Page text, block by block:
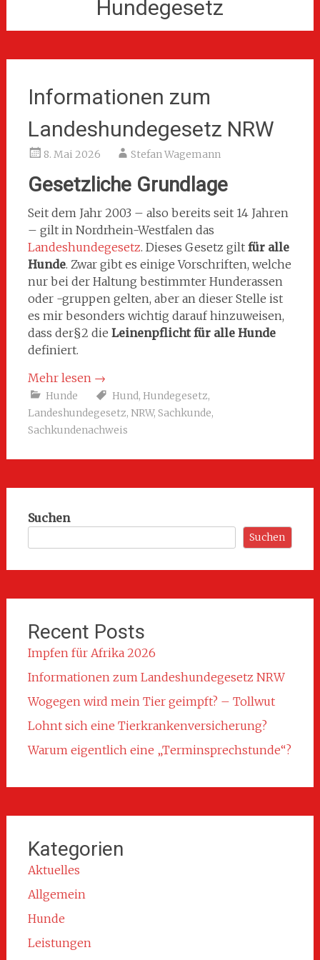
Hundegesetz
Informationen zum
Landeshundegesetz NRW
8. Mai 2026 Stefan Wagemann
Gesetzliche Grundlage
Seit dem Jahr 2003 – also bereits seit 14 Jahren
– gilt in Nordrhein-Westfalen das
Landeshundegesetz. Dieses Gesetz gilt für alle
Hunde. Zwar gibt es einige Vorschriften, welche
nur bei der Haltung bestimmter Hunderassen
oder -gruppen gelten, aber an dieser Stelle ist
es mir besonders wichtig darauf hinzuweisen,
dass der§2 die Leinenpflicht für alle Hunde
definiert.
Mehr lesen →
Hunde Hund, Hundegesetz,
Landeshundegesetz, NRW, Sachkunde,
Sachkundenachweis
Suchen
Suchen
Recent Posts
Impfen für Afrika 2026
Informationen zum Landeshundegesetz NRW
Wogegen wird mein Tier geimpft? – Tollwut
Lohnt sich eine Tierkrankenversicherung?
Warum eigentlich eine „Terminsprechstunde“?
Kategorien
Aktuelles
Allgemein
Hunde
Leistungen